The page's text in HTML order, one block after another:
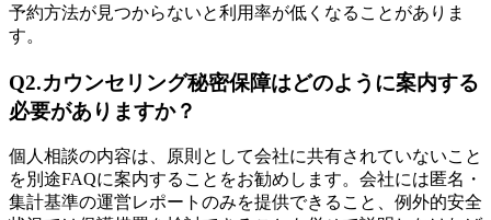
予約方法が見つからないと利用率が低くなることがありま
す。
Q2.カウンセリング秘密保障はどのように案内する
必要がありますか？
個人相談の内容は、原則として会社に共有されていないこと
を別途FAQに案内することをお勧めします。会社には匿名・
集計基準の運営レポートのみを提供できること、例外的安全